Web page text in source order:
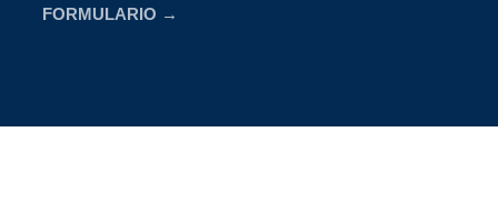
FORMULARIO →